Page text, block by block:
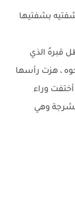
بشفتيها
قبرهُ الذي
، هزت رأسها
وراء
وهي